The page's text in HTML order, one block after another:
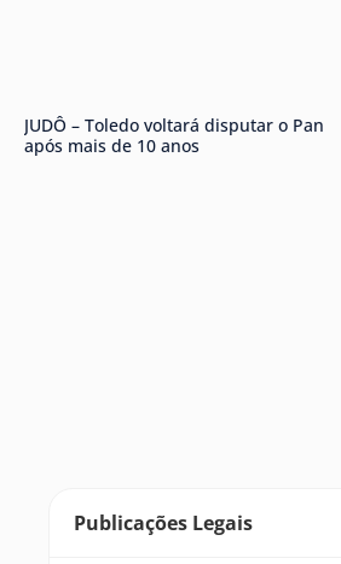
JUDÔ – Toledo voltará disputar o Pan
após mais de 10 anos
Publicações Legais